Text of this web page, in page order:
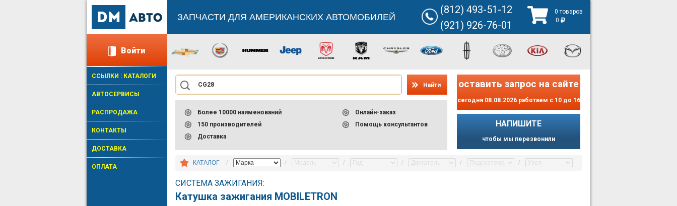
Войти
ССЫЛКИ : КАТАЛОГИ
АВТОСЕРВИСЫ
РАСПРОДАЖА
КОНТАКТЫ
ДОСТАВКА
ОПЛАТА
ЗАПЧАСТИ ДЛЯ АМЕРИКАНСКИХ АВТОМОБИЛЕЙ
(812) 493-51-12
(921) 926-76-01
0 товаров
0
Найти
Более 10000 наименований
150 производителей
Доставка
Онлайн-заказ
Помощь консультантов
оставить запрос на сайте
сегодня 08.08.2026 работаем с 10 до 16
НАПИШИТЕ
чтобы мы перезвонили
КАТАЛОГ
СИСТЕМА ЗАЖИГАНИЯ:
Катушка зажигания MOBILETRON